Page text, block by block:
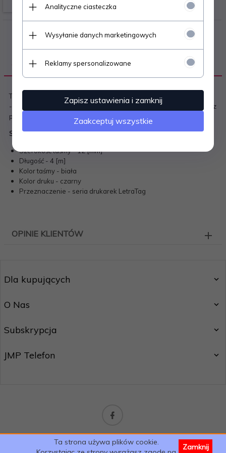
OPIS PRODUKTU
Taśmy Dymo typu LetraTag przeznaczone są do użytku domowego
- dedykowane do drukarek z serii LetraTag. Taśma wykonana jest z
poliestru i jest
odporna na rozdarcie.
Specyfikacja techniczna:
Szerokość taśmy - 12 [mm]
Długość - 4 [m]
Kolor taśmy - biała
Kolor druku - czarny
Przeznaczenie - seria drukarek LetraTag
OPINIE KLIENTÓW
Dla kupujących
O Nas
Subskrypcja
JMP Telefon
oprogramowanie sklepu internetowego
Analityczne ciasteczka
Wysyłanie danych marketingowych
Reklamy spersonalizowane
Zapisz ustawienia i zamknij
Zaakceptuj wszystkie
Ta strona używa plików cookie.
Zamknij